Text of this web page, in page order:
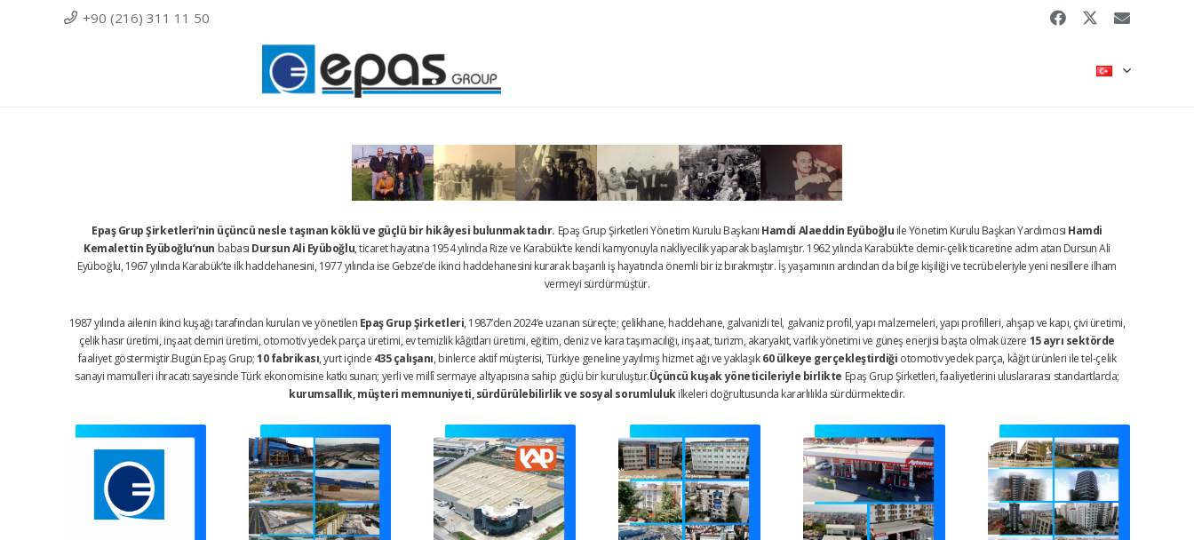
+90 (216) 311 11 50
Epaş Grup Şirketleri’nin üçüncü nesle taşınan köklü ve güçlü bir hikâyesi bulunmaktadır. Epaş Grup Şirketleri Yönetim Kurulu Başkanı Hamdi Alaeddin Eyüboğlu ile Yönetim Kurulu Başkan Yardımcısı Hamdi
Kemalettin Eyüboğlu’nun babası Dursun Ali Eyüboğlu, ticaret hayatına 1954 yılında Rize ve Karabük’te kendi kamyonuyla nakliyecilik yaparak başlamıştır. 1962 yılında Karabük’te demir-çelik ticaretine adım atan Dursun Ali
Eyüboğlu, 1967 yılında Karabük’te ilk haddehanesini, 1977 yılında ise Gebze’de ikinci haddehanesini kurarak başarılı iş hayatında önemli bir iz bırakmıştır. İş yaşamının ardından da bilge kişiliği ve tecrübeleriyle yeni nesillere ilham
vermeyi sürdürmüştür.
1987 yılında ailenin ikinci kuşağı tarafından kurulan ve yönetilen Epaş Grup Şirketleri, 1987’den 2024’e uzanan süreçte; çelikhane, haddehane, galvanizli tel, galvaniz profil, yapı malzemeleri, yapı profilleri, ahşap ve kapı, çivi üretimi,
çelik hasır üretimi, inşaat demiri üretimi, otomotiv yedek parça üretimi, ev temizlik kâğıtları üretimi, eğitim, deniz ve kara taşımacılığı, inşaat, turizm, akaryakıt, varlık yönetimi ve güneş enerjisi başta olmak üzere 15 ayrı sektörde
faaliyet göstermiştir.Bugün Epaş Grup;10 fabrikası, yurt içinde 435 çalışanı, binlerce aktif müşterisi, Türkiye geneline yayılmış hizmet ağı ve yaklaşık60 ülkeye gerçekleştirdiği otomotiv yedek parça, kâğıt ürünleri ile tel-çelik
sanayi mamulleri ihracatı sayesinde Türk ekonomisine katkı sunan; yerli ve millî sermaye altyapısına sahip güçlü bir kuruluştur.Üçüncü kuşak yöneticileriyle birlikte Epaş Grup Şirketleri, faaliyetlerini uluslararası standartlarda;
kurumsallık, müşteri memnuniyeti, sürdürülebilirlik ve sosyal sorumlulukilkeleri doğrultusunda kararlılıkla sürdürmektedir.